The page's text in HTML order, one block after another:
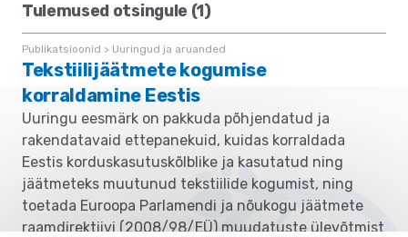
Tulemused otsingule (1)
Publikatsioonid > Uuringud ja aruanded
Tekstiilijäätmete kogumise
korraldamine Eestis
Uuringu eesmärk on pakkuda põhjendatud ja
rakendatavaid ettepanekuid, kuidas korraldada
Eestis korduskasutuskõlblike ja kasutatud ning
jäätmeteks muutunud tekstiilide kogumist, ning
toetada Euroopa Parlamendi ja nõukogu jäätmete
raamdirektiivi (2008/98/EÜ) muudatuste ülevõtmist